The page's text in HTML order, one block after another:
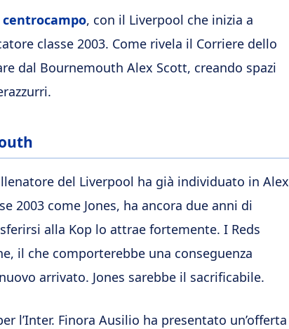
, con il Liverpool che inizia a
classe 2003. Come rivela il Corriere dello
dal Bournemouth Alex Scott, creando spazi
del Liverpool ha già individuato in Alex
2003 come Jones, ha ancora due anni di
alla Kop lo attrae fortemente. I Reds
il che comporterebbe una conseguenza
arrivato. Jones sarebbe il sacrificabile.
l’Inter. Finora Ausilio ha presentato un’offerta